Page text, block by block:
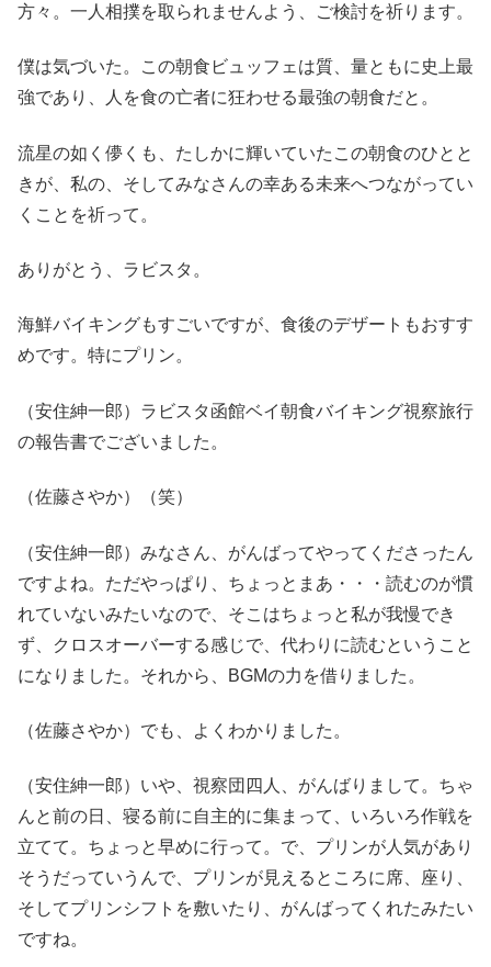
方々。一人相撲を取られませんよう、ご検討を祈ります。
僕は気づいた。この朝食ビュッフェは質、量ともに史上最
強であり、人を食の亡者に狂わせる最強の朝食だと。
流星の如く儚くも、たしかに輝いていたこの朝食のひとと
きが、私の、そしてみなさんの幸ある未来へつながってい
くことを祈って。
ありがとう、ラビスタ。
海鮮バイキングもすごいですが、食後のデザートもおすす
めです。特にプリン。
（安住紳一郎）ラビスタ函館ベイ朝食バイキング視察旅行
の報告書でございました。
（佐藤さやか）（笑）
（安住紳一郎）みなさん、がんばってやってくださったん
ですよね。ただやっぱり、ちょっとまあ・・・読むのが慣
れていないみたいなので、そこはちょっと私が我慢でき
ず、クロスオーバーする感じで、代わりに読むということ
になりました。それから、BGMの力を借りました。
（佐藤さやか）でも、よくわかりました。
（安住紳一郎）いや、視察団四人、がんばりまして。ちゃ
んと前の日、寝る前に自主的に集まって、いろいろ作戦を
立てて。ちょっと早めに行って。で、プリンが人気があり
そうだっていうんで、プリンが見えるところに席、座り、
そしてプリンシフトを敷いたり、がんばってくれたみたい
ですね。